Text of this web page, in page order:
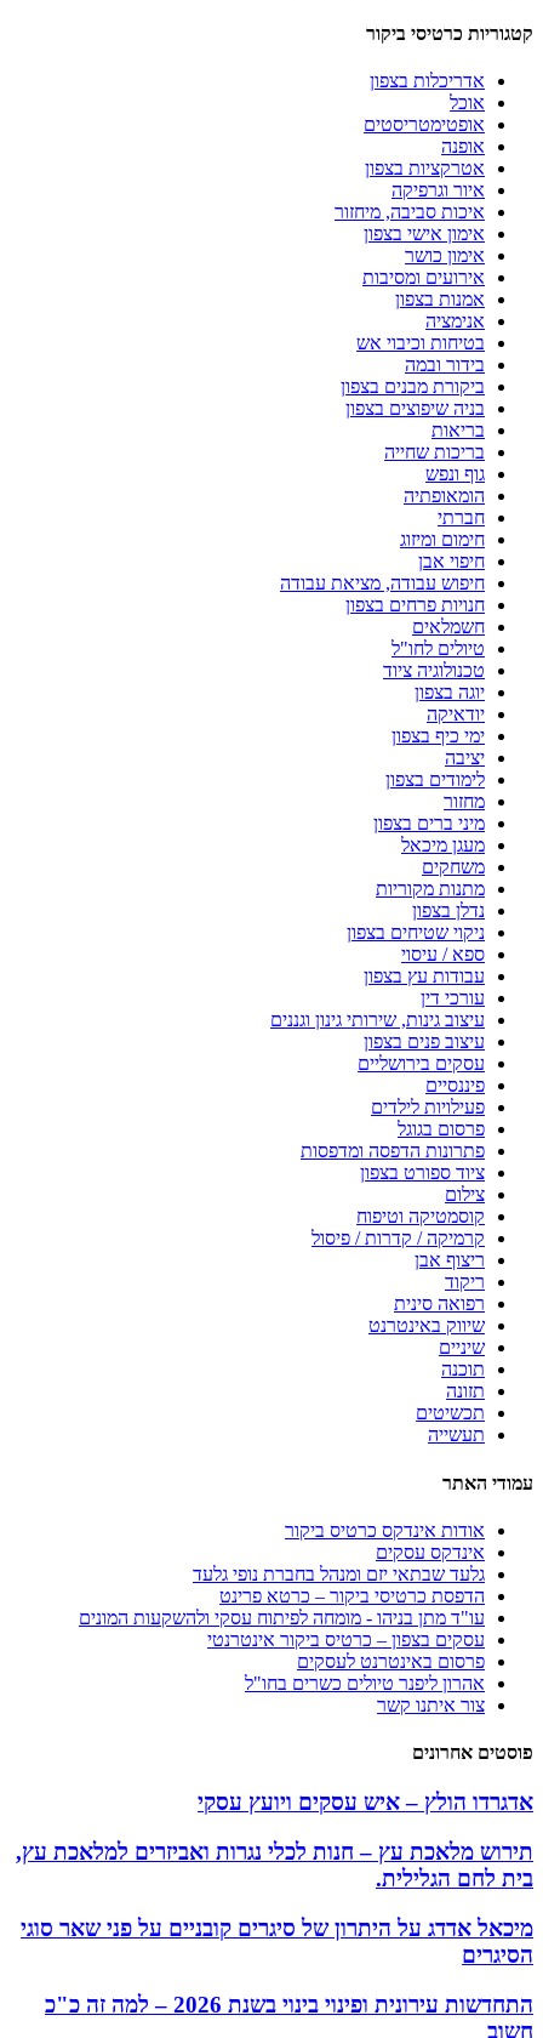
קטגוריות כרטיסי ביקור
אדריכלות בצפון
אוכל
אופטימטריסטים
אופנה
אטרקציות בצפון
איור וגרפיקה
איכות סביבה, מיחזור
אימון אישי בצפון
אימון כושר
אירועים ומסיבות
אמנות בצפון
אנימציה
בטיחות וכיבוי אש
בידור ובמה
ביקורת מבנים בצפון
בניה שיפוצים בצפון
בריאות
בריכות שחייה
גוף ונפש
הומאופתיה
חברתי
חימום ומיזוג
חיפוי אבן
חיפוש עבודה, מציאת עבודה
חנויות פרחים בצפון
חשמלאים
טיולים לחו"ל
טכנולוגיה ציוד
יוגה בצפון
יודאיקה
ימי כיף בצפון
יציבה
לימודים בצפון
מחזור
מיני ברים בצפון
מעגן מיכאל
משחקים
מתנות מקוריות
נדלן בצפון
ניקוי שטיחים בצפון
ספא / עיסוי
עבודות עץ בצפון
עורכי דין
עיצוב גינות, שירותי גינון וגננים
עיצוב פנים בצפון
עסקים בירושליים
פיננסיים
פעילויות לילדים
פרסום בגוגל
פתרונות הדפסה ומדפסות
ציוד ספורט בצפון
צילום
קוסמטיקה וטיפוח
קרמיקה / קדרות / פיסול
ריצוף אבן
ריקוד
רפואה סינית
שיווק באינטרנט
שיניים
תוכנה
תזונה
תכשיטים
תעשייה
עמודי האתר
אודות אינדקס כרטיס ביקור
אינדקס עסקים
גלעד שבתאי יזם ומנהל בחברת נופי גלעד
הדפסת כרטיסי ביקור – כרטא פרינט
עו"ד מתן בניהו - מומחה לפיתוח עסקי ולהשקעות המונים
עסקים בצפון – כרטיס ביקור אינטרנטי
פרסום באינטרנט לעסקים
אהרון ליפנר טיולים כשרים בחו"ל
צור איתנו קשר
פוסטים אחרונים
אדגרדו הולץ – איש עסקים ויועץ עסקי
תירוש מלאכת עץ – חנות לכלי נגרות ואביזרים למלאכת עץ,
בית לחם הגלילית.
מיכאל אדדג על היתרון של סיגרים קובניים על פני שאר סוגי
הסיגרים
התחדשות עירונית ופינוי בינוי בשנת 2026 – למה זה כ"כ
חשוב